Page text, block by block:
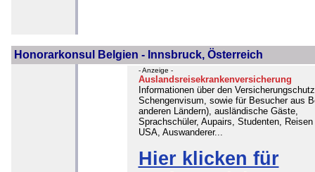
Honorarkonsul Belgien - Innsbruck, Österreich
- Anzeige -
Auslandsreisekrankenversicherung
Informationen über den
Schengenvisum, sowie für Besucher aus
anderen Ländern), ausländische Gäste,
Sprachschüler, Aupairs, Studenten, Reisen
USA, Auswanderer...
Hier klicken für